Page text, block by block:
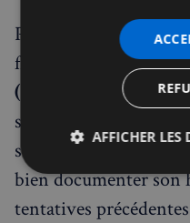
Pour entamer une
français doivent
(médecin
situation et, le cas
services spécialisés du
bien documenter son
tentatives
AFFICHER LES
Strictement
nécessaires